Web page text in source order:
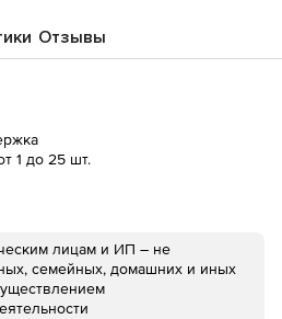
Отзывы
1 до 25 шт.
лицам и ИП – не
семейных, домашних и иных